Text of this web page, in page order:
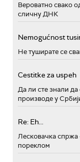
Вероватно свако
сличну ДНК
Nemogućnost
Не туширате се
Cestitke za uspeh
Да ли сте знали
производе у
Re: Eh...
Лесковачка спржа
пореклом